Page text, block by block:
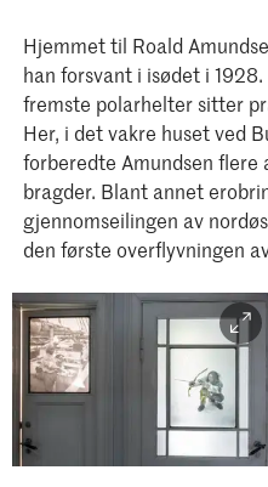
Hjemmet til Roald
han forsvant i isødet i
fremste polarhelter sitter
Her, i det vakre huset ved
forberedte Amundsen flere
bragder. Blant annet
gjennomseilingen av
den første overflyvningen